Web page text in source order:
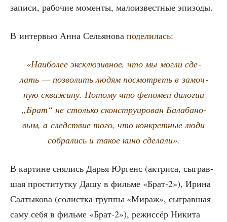
запи­си, рабо­чие момен­ты, мало­из­вест­ные эпизоды.
В интер­вью Анна Селья­но­ва поде­ли­лась:
«Наи­бо­лее экс­клю­зив­ное, что мы мог­ли сде­
лать — поз­во­лить людям посмот­реть в замоч­
ную сква­жи­ну. Пото­му что фено­мен дило­гии
„Брат“ не столь­ко скон­стру­и­ро­ван Бала­ба­но­
вым, а след­ствие того, что кон­крет­ные люди
собра­лись и такое кино сделали».
В кар­тине сня­лись Дарья Юргенс (актри­са, сыг­рав­
шая про­сти­тут­ку Дашу в филь­ме «Брат‑2»), Ири­на
Сал­ты­ко­ва (солист­ка груп­пы «Мираж», сыг­рав­шая
саму себя в филь­ме «Брат‑2»), режис­сёр Ники­та